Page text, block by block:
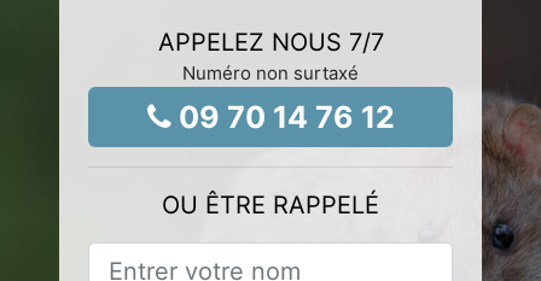
APPELEZ NOUS 7/7
Numéro non surtaxé
09 70 14 76 12
OU ÊTRE RAPPELÉ